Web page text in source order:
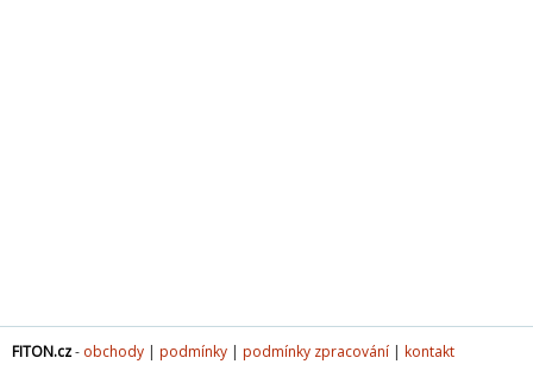
FITON.cz- obchody | podmínky | podmínky zpracování | kontakt